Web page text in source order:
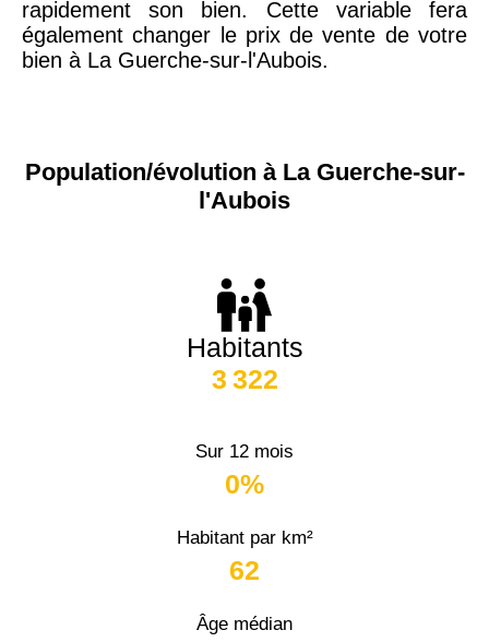
rapidement son bien. Cette variable fera
également changer le prix de vente de votre
bien à La Guerche-sur-l'Aubois.
Population/évolution à La Guerche-sur-
l'Aubois
Habitants
3 322
Sur 12 mois
0%
Habitant par km²
62
Âge médian